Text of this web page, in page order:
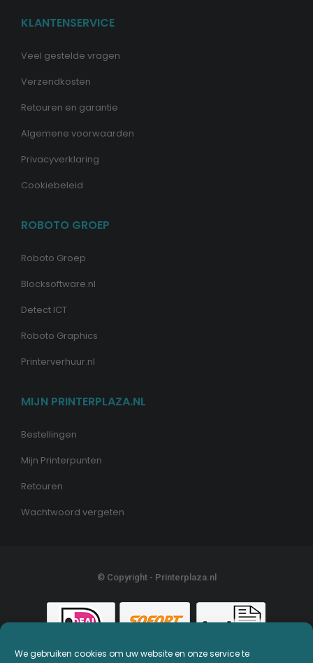
We gebruiken cookies om uw website en onze service te
KLANTENSERVICE
Veel gestelde vragen
Verzendkosten
Retouren en garantie
Algemene voorwaarden
Privacyverklaring
Cookiebeleid
ROBOTO GROEP
Roboto Groep
Blocksoftware.nl
Detect ICT
Roboto Graphics
Printerverhuur.nl
MIJN PRINTERPLAZA.NL
Bestellingen
Mijn Printerpunten
Retouren
Wachtwoord vergeten
© Copyright - Printerplaza.nl